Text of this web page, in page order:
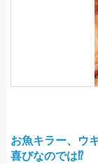
お魚キラー、ウ
喜びなのでは⁉